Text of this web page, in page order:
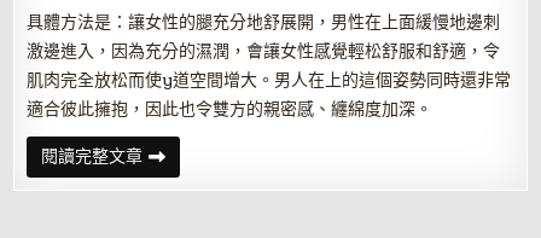
具體方法是：讓女性的腿充分地舒展開，男性在上面緩慢地邊刺
激邊進入，因為充分的濕潤，會讓女性感覺輕松舒服和舒適，令
肌肉完全放松而使y道空間增大。男人在上的這個姿勢同時還非常
適合彼此擁抱，因此也令雙方的親密感、纏綿度加深。
閱讀完整文章女
性
根